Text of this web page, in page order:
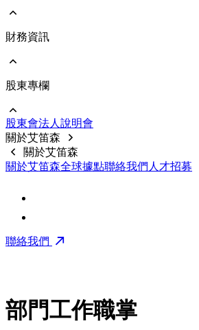
前往 公告訊息
財務資訊
前往 財務資訊
財務報告
公開說明書
股東專欄
前往 股東專欄
股價資料
前十大股東
股東會法⼈說明會
關於艾笛森
關於艾笛森
關於艾笛森全球據點聯絡我們 人才招募
聯絡我們
部門工作職掌